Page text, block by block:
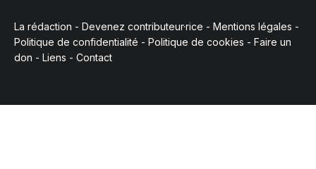
La rédaction - Devenez contributeur·rice - Mentions légales -
Politique de confidentialité - Politique de cookies - Faire un
don - Liens - Contact